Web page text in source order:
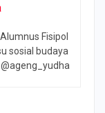
Fisipol
sosial budaya